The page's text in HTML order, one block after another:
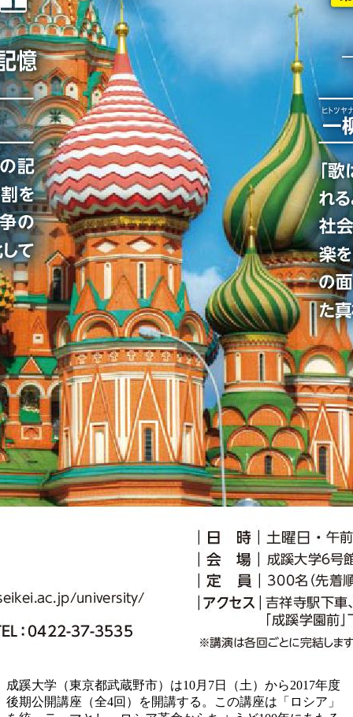
成蹊大学（東京都武蔵野市）は10月7日（土）から2017年度
後期公開講座（全4回）を開講する。この講座は「ロシア」